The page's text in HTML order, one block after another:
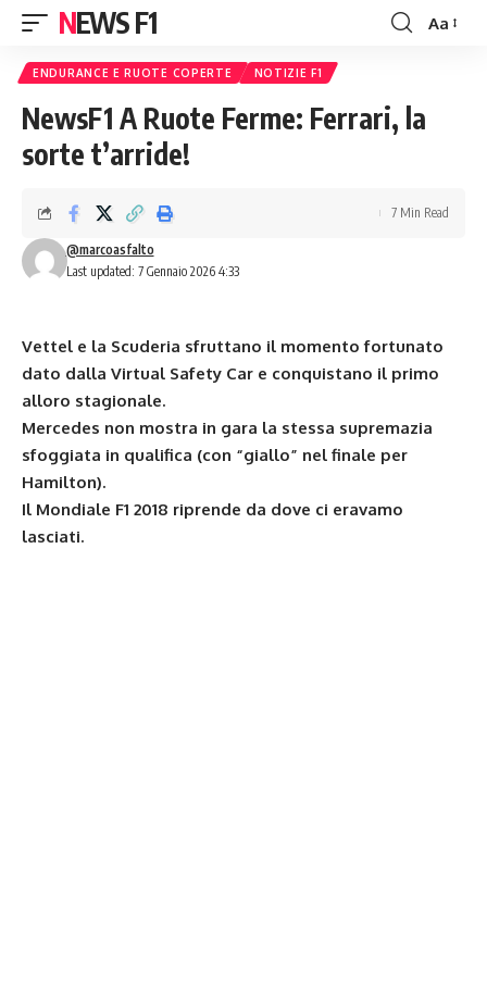
NEWS F1
Font
Aa
ENDURANCE E RUOTE COPERTE NOTIZIE F1
NewsF1 A Ruote Ferme: Ferrari, la
sorte t’arride!
Last updated: 7 Gennaio 2026 4:33
@marcoasfalto
7 Min Read
Vettel e la Scuderia sfruttano il momento fortunato
dato dalla Virtual Safety Car e conquistano il primo
alloro stagionale.
Mercedes non mostra in gara la stessa supremazia
sfoggiata in qualifica (con “giallo” nel finale per
Hamilton).
Il Mondiale F1 2018 riprende da dove ci eravamo
lasciati.